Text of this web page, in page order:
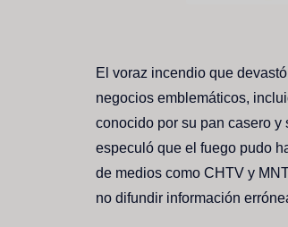
El voraz incendio que
negocios emblemáticos,
conocido por su pan casero
especuló que el fuego pudo
de medios como CHTV y
no difundir información